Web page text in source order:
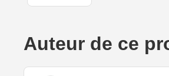
Auteur de ce